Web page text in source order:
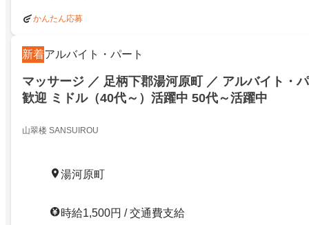
かんたん応募
新着アルバイト・パート
マッサージ ／ 足柄下郡湯河原町 ／ アルバイト・
歓迎 ミドル（40代～）活躍中 50代～活躍中
山翠楼 SANSUIROU
湯河原町
時給1,500円 / 交通費支給